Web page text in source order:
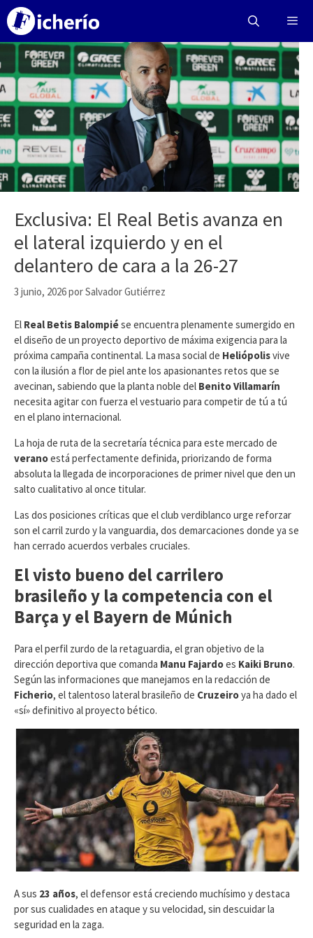
Saltar
contenido
Menú
Exclusiva: El Real Betis avanza en
el lateral izquierdo y en el
delantero de cara a la 26-27
3 junio, 2026porSalvador Gutiérrez
​El Real Betis Balompiése encuentra plenamente sumergido en
el diseño de un proyecto deportivo de máxima exigencia para la
próxima campaña continental. La masa social de Heliópolisvive
con la ilusión a flor de piel ante los apasionantes retos que se
avecinan, sabiendo que la planta noble del Benito Villamarín
necesita agitar con fuerza el vestuario para competir de tú a tú
en el plano internacional.
La hoja de ruta de la secretaría técnica para este mercado de
veranoestá perfectamente definida, priorizando de forma
absoluta la llegada de incorporaciones de primer nivel que den un
salto cualitativo al once titular.
​Las dos posiciones críticas que el club verdiblanco urge reforzar
son el carril zurdo y la vanguardia, dos demarcaciones donde ya se
han cerrado acuerdos verbales cruciales.
El visto bueno del carrilero
brasileño y la competencia con el
Barça y el Bayern de Múnich
​Para el perfil zurdo de la retaguardia, el gran objetivo de la
dirección deportiva que comanda Manu Fajardoes Kaiki Bruno.
Según las informaciones que manejamos en la redacción de
Ficherio, el talentoso lateral brasileño de Cruzeiroya ha dado el
«sí» definitivo al proyecto bético.
A sus 23 años, el defensor está creciendo muchísimo y destaca
por sus cualidades en ataque y su velocidad, sin descuidar la
seguridad en la zaga.